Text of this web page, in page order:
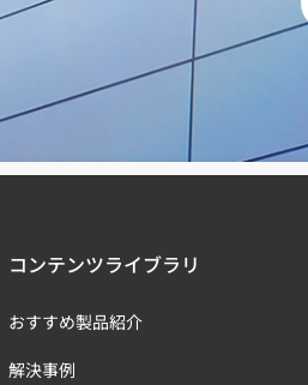
コンテンツライブラリ
おすすめ製品紹介
解決事例